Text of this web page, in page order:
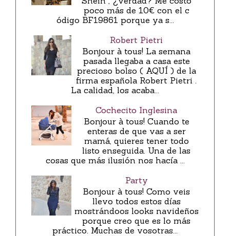
poco más de 10€ con el c
ódigo BF19861 porque ya s...
Robert Pietri
Bonjour à tous! La semana
pasada llegaba a casa este
precioso bolso ( AQUÍ ) de la
firma española Robert Pietri .
La calidad, los acaba...
Cochecito Inglesina
Bonjour à tous! Cuando te
enteras de que vas a ser
mamá, quieres tener todo
listo enseguida. Una de las
cosas que más ilusión nos hacía ...
Party
Bonjour à tous! Como veis
llevo todos estos días
mostrándoos looks navideños
porque creo que es lo más
práctico. Muchas de vosotras...